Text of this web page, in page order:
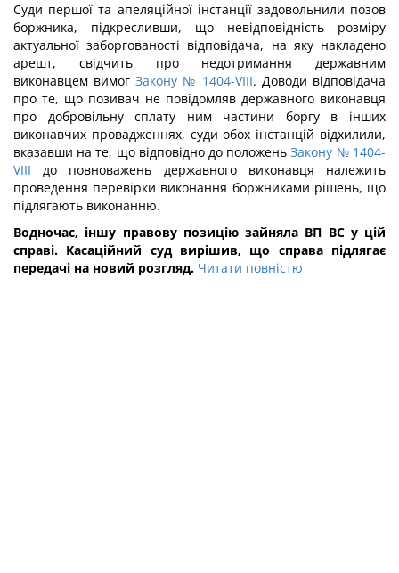
Суди першої та апеляційної інстанції задовольнили позов
боржника, підкресливши, що невідповідність розміру
актуальної заборгованості відповідача, на яку накладено
арешт, свідчить про недотримання державним
виконавцем вимог Закону № 1404-VІІІ. Доводи відповідача
про те, що позивач не повідомляв державного виконавця
про добровільну сплату ним частини боргу в інших
виконавчих провадженнях, суди обох інстанцій відхилили,
вказавши на те, що відповідно до положеньЗакону № 1404-
VIII до повноважень державного виконавця належить
проведення перевірки виконання боржниками рішень, що
підлягають виконанню.
Водночас, іншу правову позицію зайняла ВП ВС у цій
справі. Касаційний суд вирішив, що справа підлягає
передачі на новий розгляд. Читати повністю